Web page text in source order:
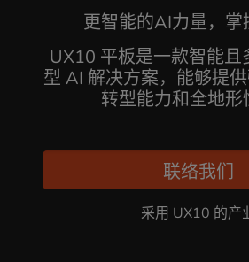
更智能的AI力量，掌
UX10 平板是一款智能且
型 AI 解决方案，能够提
转型能力和全地形
联络我们
采用 UX10 的产